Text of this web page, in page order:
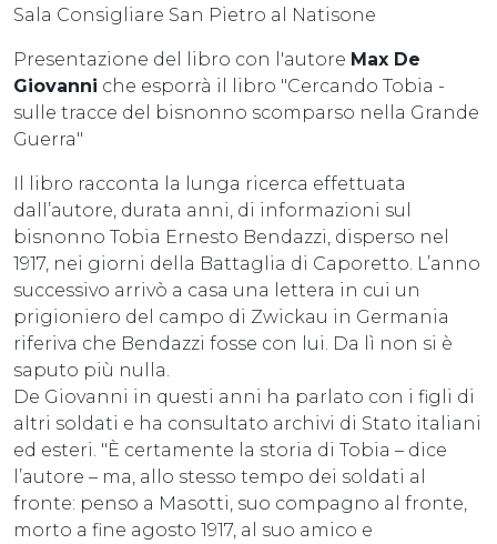
Sala Consigliare San Pietro al Natisone
Presentazione del libro con l'autore Max De
Giovanni che esporrà il libro "Cercando Tobia -
sulle tracce del bisnonno scomparso nella Grande
Guerra"
Il libro racconta la lunga ricerca effettuata
dall’autore, durata anni, di informazioni sul
bisnonno Tobia Ernesto Bendazzi, disperso nel
1917, nei giorni della Battaglia di Caporetto. L’anno
successivo arrivò a casa una lettera in cui un
prigioniero del campo di Zwickau in Germania
riferiva che Bendazzi fosse con lui. Da lì non si è
saputo più nulla.
De Giovanni in questi anni ha parlato con i figli di
altri soldati e ha consultato archivi di Stato italiani
ed esteri. "È certamente la storia di Tobia – dice
l’autore – ma, allo stesso tempo dei soldati al
fronte: penso a Masotti, suo compagno al fronte,
morto a fine agosto 1917, al suo amico e